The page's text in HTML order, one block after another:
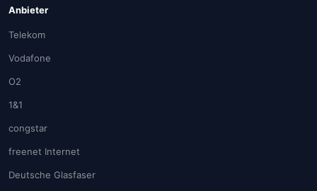
Anbieter
Telekom
Vodafone
O2
1&1
congstar
freenet Internet
Deutsche Glasfaser